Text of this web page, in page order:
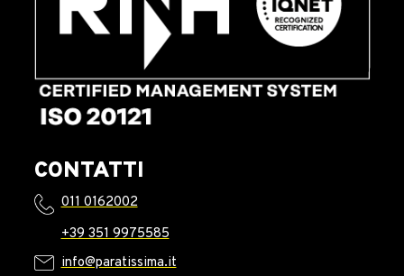
CONTATTI
011 0162002
+39 351 9975585
info@paratissima.it